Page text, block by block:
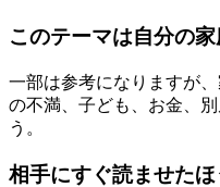
このテーマは自分の
一部は参考になりますが
の不満、子ども、お金、
う。
相手にすぐ読ませた